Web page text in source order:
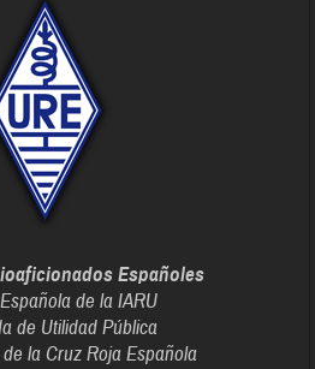
Españoles
de la IARU
de Utilidad Pública
la Cruz Roja Española